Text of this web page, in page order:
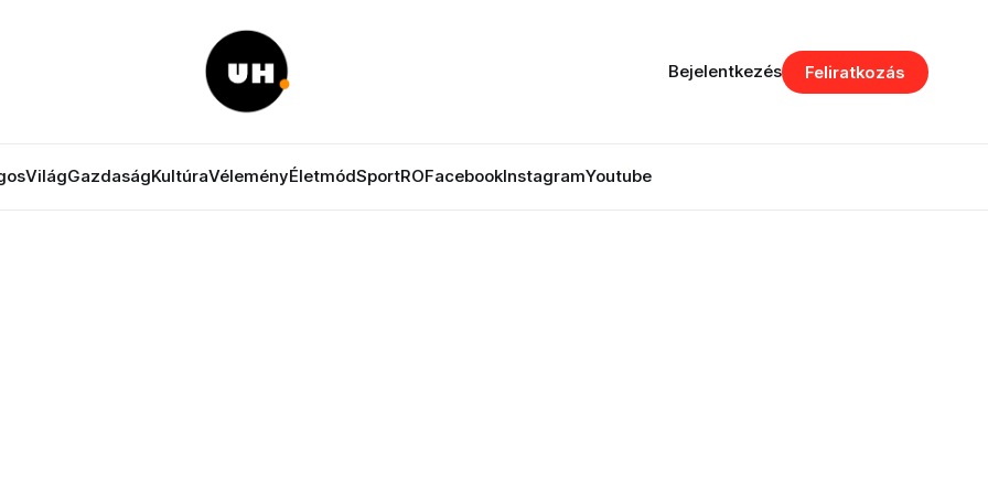
VilágGazdaságKultúraVéleményÉletmódSportROFacebookInstagramYoutube
Bejelentkezés Feliratkozás